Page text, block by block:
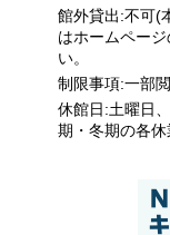
館外貸出:不可(
はホームペー
い。
制限事項:一部
休館日:土曜日
期・冬期の各